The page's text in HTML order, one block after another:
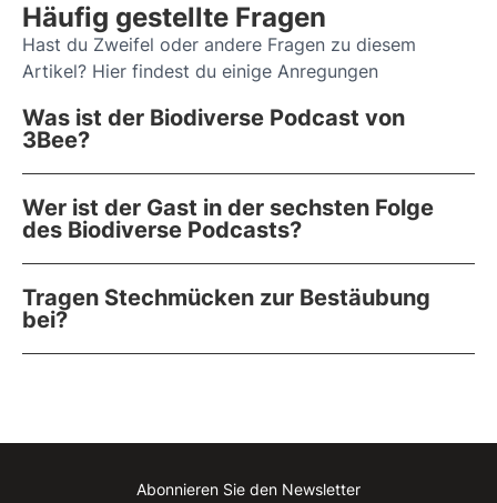
Häufig gestellte Fragen
Hast du Zweifel oder andere Fragen zu diesem
Artikel? Hier findest du einige Anregungen
Was ist der Biodiverse Podcast von
3Bee?
Wer ist der Gast in der sechsten Folge
des Biodiverse Podcasts?
Tragen Stechmücken zur Bestäubung
bei?
Instagram
Facebook
Linkedin
Youtube
Abonnieren Sie den Newsletter